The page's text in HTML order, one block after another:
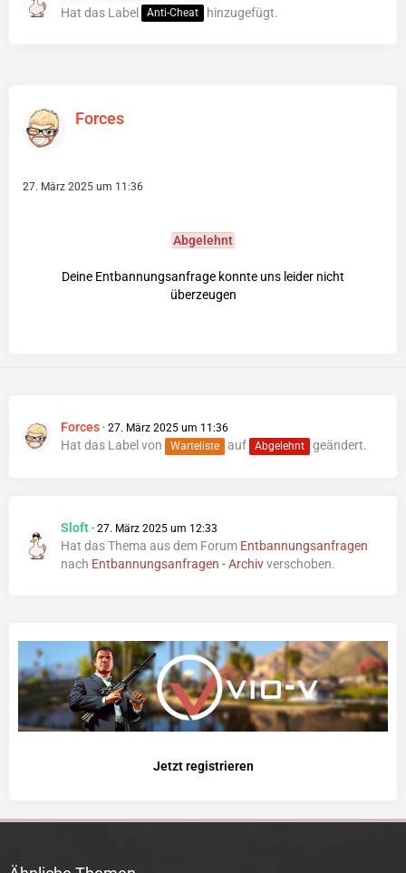
Hat das Label Anti-Cheat hinzugefügt.
Forces
27. März 2025 um 11:36
Abgelehnt
Deine Entbannungsanfrage konnte uns leider nicht
überzeugen
Forces 27. März 2025 um 11:36
Hat das Label von Warteliste auf Abgelehnt geändert.
Sloft 27. März 2025 um 12:33
Hat das Thema aus dem Forum Entbannungsanfragen
nach Entbannungsanfragen - Archivverschoben.
Jetzt registrieren